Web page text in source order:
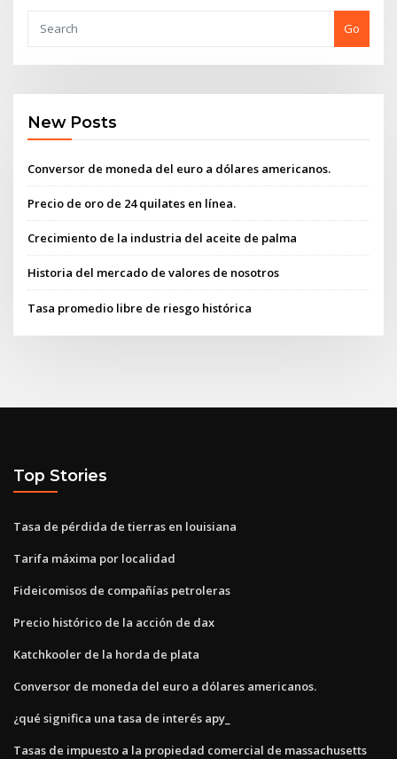
Go
New Posts
Conversor de moneda del euro a dólares americanos.
Precio de oro de 24 quilates en línea.
Crecimiento de la industria del aceite de palma
Historia del mercado de valores de nosotros
Tasa promedio libre de riesgo histórica
Top Stories
Tasa de pérdida de tierras en louisiana
Tarifa máxima por localidad
Fideicomisos de compañías petroleras
Precio histórico de la acción de dax
Katchkooler de la horda de plata
Conversor de moneda del euro a dólares americanos.
¿qué significa una tasa de interés apy_
Tasas de impuesto a la propiedad comercial de massachusetts